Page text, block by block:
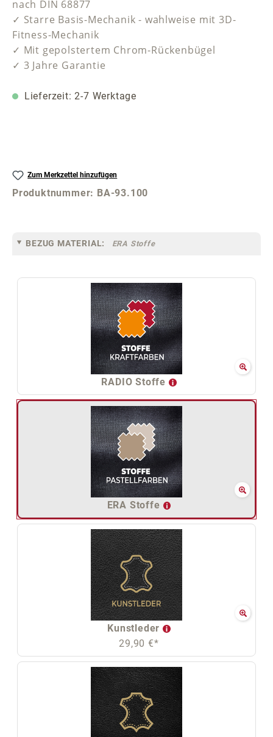
nach DIN 68877
✓ Starre Basis-Mechanik - wahlweise mit 3D-
Fitness-Mechanik
✓ Mit gepolstertem Chrom-Rückenbügel
✓ 3 Jahre Garantie
Lieferzeit: 2-7 Werktage
Zum Merkzettel hinzufügen
Produktnummer: BA-93.100
BEZUG MATERIAL: ERA Stoffe
RADIO Stoffe
ERA Stoffe
Kunstleder
29,90 €*